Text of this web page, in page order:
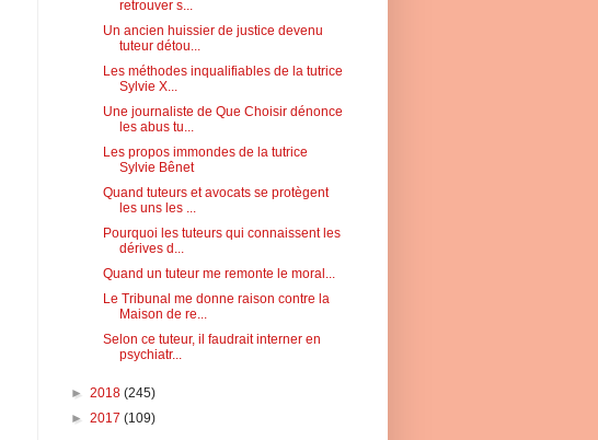
retrouver s...
Un ancien huissier de justice devenu
tuteur détou...
Les méthodes inqualifiables de la tutrice
Sylvie X...
Une journaliste de Que Choisir dénonce
les abus tu...
Les propos immondes de la tutrice
Sylvie Bênet
Quand tuteurs et avocats se protègent
les uns les ...
Pourquoi les tuteurs qui connaissent les
dérives d...
Quand un tuteur me remonte le moral...
Le Tribunal me donne raison contre la
Maison de re...
Selon ce tuteur, il faudrait interner en
psychiatr...
► 2018 (245)
► 2017 (109)